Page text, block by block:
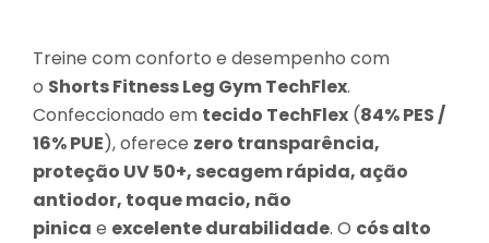
Treine com conforto e desempenho com
o Shorts Fitness Leg Gym TechFlex.
Confeccionado em tecido TechFlex (84% PES /
16% PUE), oferece zero transparência,
proteção UV 50+, secagem rápida, ação
antiodor, toque macio, não
pinica e excelente durabilidade. O cós alto